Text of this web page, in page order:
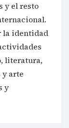
y el resto
la identidad
literatura,
y arte
y